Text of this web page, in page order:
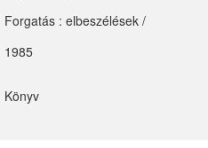
Forgatás : elbeszélések /
1985
Könyv